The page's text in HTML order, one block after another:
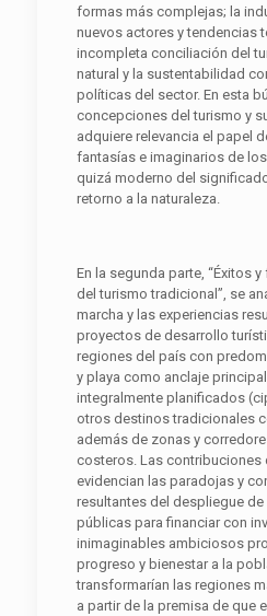
formas más complejas; la
nuevos actores y tendencias
incompleta conciliación del
natural y la sustentabilidad
políticas del sector. En esta
concepciones del turismo y
adquiere relevancia el papel
fantasías e imaginarios de
quizá moderno del
retorno a la naturaleza.
En la segunda parte, “Éxitos
del turismo tradicional”, se
marcha y las experiencias
proyectos de desarrollo
regiones del país con
y playa como anclaje
integralmente planificados
otros destinos tradicionales
además de zonas y
costeros. Las contribuciones
evidencian las paradojas y
resultantes del despliegue
públicas para financiar con
inimaginables ambiciosos
progreso y bienestar a la
transformarían las regiones
a partir de la premisa de que